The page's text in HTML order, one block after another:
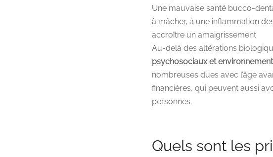
Une mauvaise santé bucco-
à mâcher, à une inflammation
accroître un amaigrissement
Au-delà des altérations
psychosociaux et
nombreuses dues avec l’âge
financières, qui peuvent aussi
personnes.
Quels sont les